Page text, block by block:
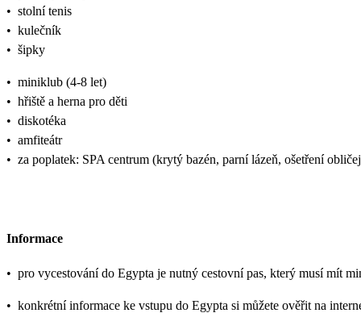
• stolní tenis
• kulečník
• šipky
• miniklub (4-8 let)
• hřiště a herna pro děti
• diskotéka
• amfiteátr
• za poplatek: SPA centrum (krytý bazén, parní lázeň, ošetření
Informace
• pro vycestování do Egypta je nutný cestovní pas, který musí mít
• konkrétní informace ke vstupu do Egypta si můžete ověřit na